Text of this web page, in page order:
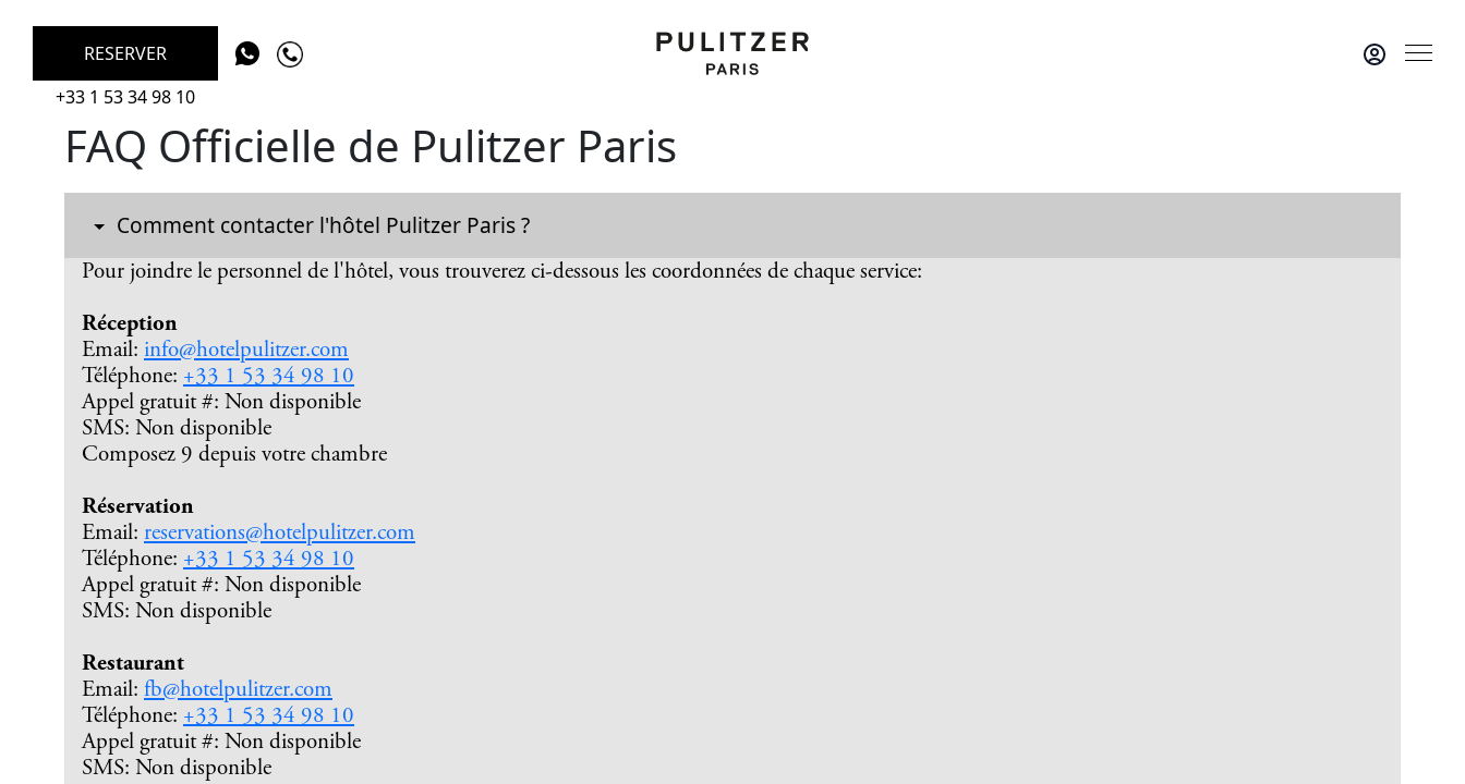
RESERVER
+33 1 53 34 98 10
FAQ Officielle de Pulitzer Paris
Comment contacter l'hôtel Pulitzer Paris ?
Pour joindre le personnel de l'hôtel, vous trouverez ci-dessous les coordonnées de chaque service:
Réception
Email: info@hotelpulitzer.com
Téléphone: +33 1 53 34 98 10
Appel gratuit #: Non disponible
SMS: Non disponible
Composez 9 depuis votre chambre
Réservation
Email: reservations@hotelpulitzer.com
Téléphone: +33 1 53 34 98 10
Appel gratuit #: Non disponible
SMS: Non disponible
Restaurant
Email: fb@hotelpulitzer.com
Téléphone: +33 1 53 34 98 10
Appel gratuit #: Non disponible
SMS: Non disponible